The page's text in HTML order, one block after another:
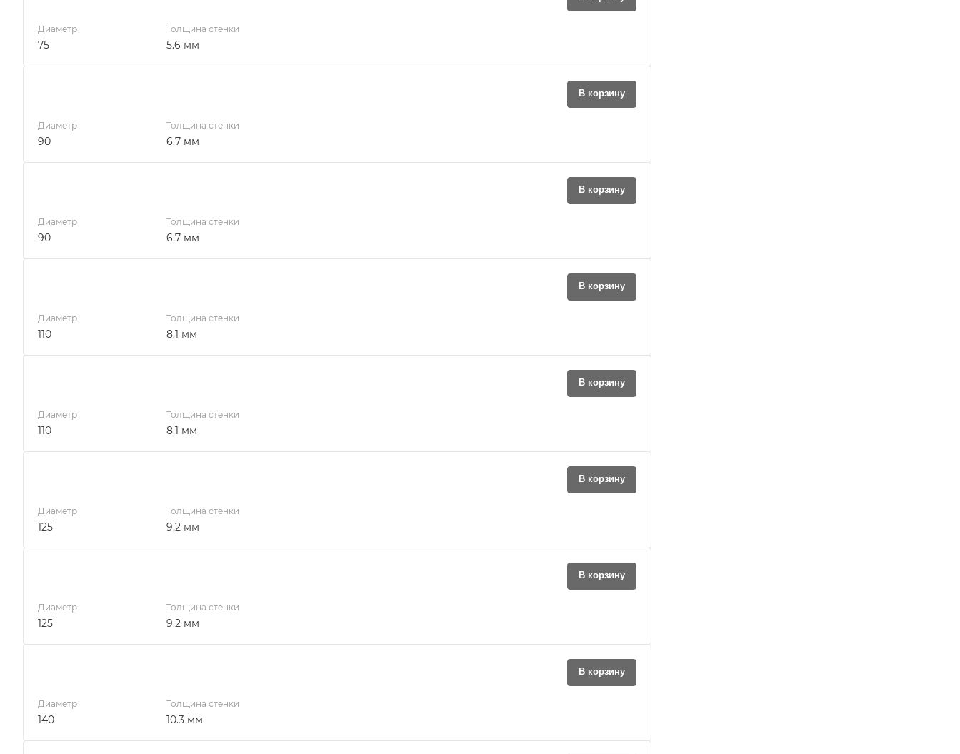
Диаметр
75
Толщина стенки
5.6 мм
В корзину
Диаметр
90
Толщина стенки
6.7 мм
В корзину
Диаметр
90
Толщина стенки
6.7 мм
В корзину
Диаметр
110
Толщина стенки
8.1 мм
В корзину
Диаметр
110
Толщина стенки
8.1 мм
В корзину
Диаметр
125
Толщина стенки
9.2 мм
В корзину
Диаметр
125
Толщина стенки
9.2 мм
В корзину
Диаметр
140
Толщина стенки
10.3 мм